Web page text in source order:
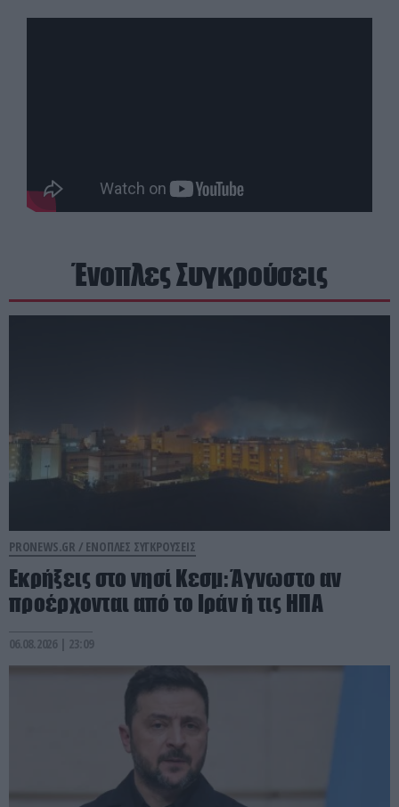
Ένοπλες Συγκρούσεις
PRONEWS.GR / ΕΝΟΠΛΕΣ ΣΥΓΚΡΟΥΣΕΙΣ
Εκρήξεις στο νησί Κεσμ: Άγνωστο αν
προέρχονται από το Ιράν ή τις ΗΠΑ
06.08.2026 | 23:09